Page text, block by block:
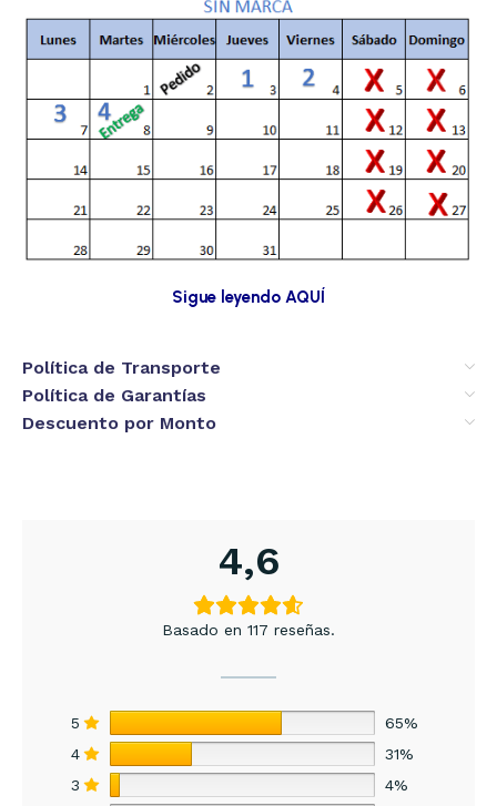
Sigue leyendo AQUÍ
Política de Transporte
Política de Garantías
Descuento por Monto
4,6
Basado en 117 reseñas.
5
65%
4
31%
3
4%